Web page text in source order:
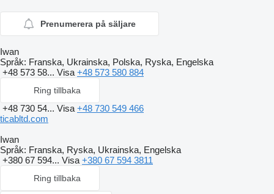
Prenumerera på säljare
Iwan
Språk: Franska, Ukrainska, Polska, Ryska, Engelska
+48 573 58... Visa +48 573 580 884
Ring tillbaka
+48 730 54... Visa +48 730 549 466
ticabltd.com
Iwan
Språk: Franska, Ryska, Ukrainska, Engelska
+380 67 594... Visa +380 67 594 3811
Ring tillbaka